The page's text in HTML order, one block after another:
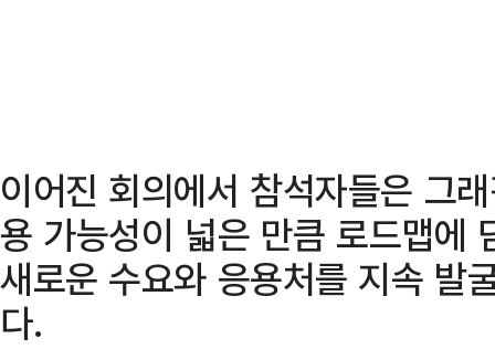
이어진 회의에서 참석자들은 그
용 가능성이 넓은 만큼 로드맵에
새로운 수요와 응용처를 지속 발
다.